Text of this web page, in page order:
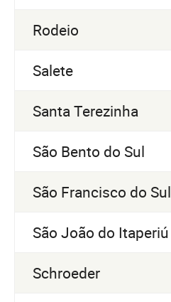
Rodeio
Salete
Santa Terezinha
São Bento do Sul
São Francisco do Sul
São João do Itaperiú
Schroeder